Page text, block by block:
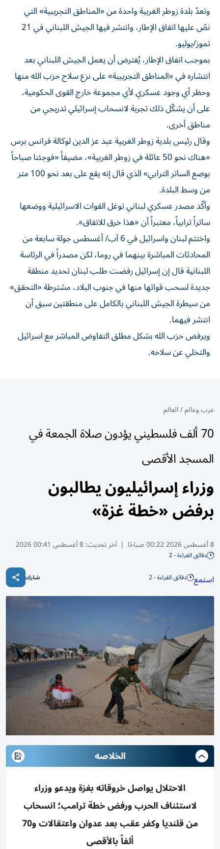
وتعدّ بلدة زوطر الغربية واحدة من «المناطق التجريبية» التي
نصّ عليها اتفاق الإطار، وانتشر فيها الجيش اللبناني في 21
تموز/يوليو.
بموجب اتفاق الإطار، يُفترض أن يعمل الجيش اللبناني بعد
انتشاره في «المناطق التجريبية» على نزع سلاح حزب الله منها
وحظر أي وجود عسكري لأي مجموعة خارج القوى الحكومية،
على أن يشكّل ذلك تجربة لانسحاب إسرائيلي تدريجي من
مناطق أخرى.
وقال رئيس بلدية زوطر الغربية عبد عز الدين لوكالة فرانس برس
«هناك نحو 50 عائلة في زوطر الغربية»، مضيفاً «فوجئنا صباحاً
بوضع الساتر الترابي» الذي قال إنه يقع على بعد نحو 100 متر
من وسط البلدة.
وأكّد مصدر عسكري لبناني توغل القوات الاسرائيلية ووضعها
ساتراً ترابياً، معتبراً أن «هذا خرق للاتفاق».
واختتم لبنان واسرائيل في 6 آب/ أغسطس جولة سابعة من
المحادثات المباشرة بينهما في روما، لكن مصدراً في الرئاسة
اللبنانية قال إن إسرائيل رفضت طلب لبنان تحديد منطقة
جديدة لسحب قواتها منها في جنوب البلاد، مشترطة «التحقق»
من سيطرة الجيش اللبناني بالكامل على منطقتين سبق أن
انتشر فيهما.
ويرفض حزب الله بشكل مطلق التفاوض المباشر مع اسرائيل
والتخلي عن سلاحه.
عرب وعالم/العالم
70 ألف فلسطيني يؤدون صلاة الجمعة في
المسجد الأقصى
وزراء إسرائيليون يطالبون
برفض «خطة غزة»
8 أغسطس 2026 00:22 صباحًا | آخر تحديث:8 أغسطس 00:41 2026
دقائق القراءة - 2
استمع دقائق القراءة - 2 شارك
الخلاصه
الاحتلال يواصل خروقاته بغزة ويدعو وزراء
لاستئناف الحرب ورفض خطة ترامب؛ انسحاب
من قلنديا وكفر عقب بعد عدوان واعتقالات و70
ألفاً بالأقصى